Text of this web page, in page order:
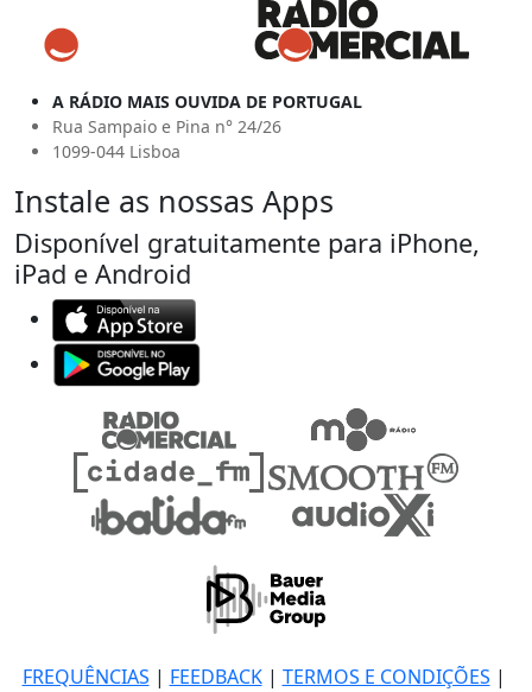
A RÁDIO MAIS OUVIDA DE PORTUGAL
Rua Sampaio e Pina n° 24/26
1099-044 Lisboa
Instale as nossas Apps
Disponível gratuitamente para iPhone,
iPad e Android
FREQUÊNCIAS | FEEDBACK| TERMOS E CONDIÇÕES |